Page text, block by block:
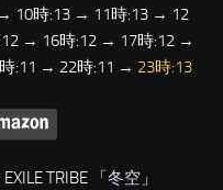
10時:13 → 11時:13 → 12
→ 16時:12 → 17時:12 →
:11 → 22時:11 → 23時:13
TRIBE 「冬空 」